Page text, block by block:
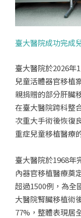
臺大醫院成功完成
臺大醫院於2026年
兒童活體器官移植
親捐贈的部分肝臟
在臺大醫院跨科整
次重大手術後恢復
重症兒童移植醫療
臺大醫院於1968年
內器官移植醫療奠
超過1500例，為全
大醫院腎臟移植術
77%，整體表現居